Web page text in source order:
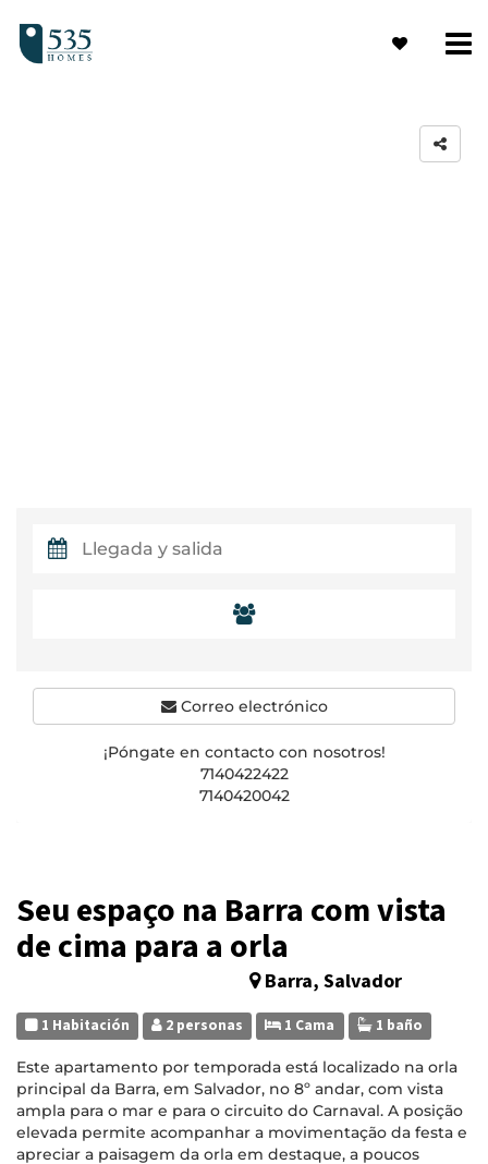
Seu espaço na Barra com vista
de cima para a orla
Barra, Salvador
1 Habitación 2 personas 1 Cama 1 baño
Este apartamento por temporada está localizado na orla
principal da Barra, em Salvador, no 8º andar, com vista
ampla para o mar e para o circuito do Carnaval. A posição
elevada permite acompanhar a movimentação da festa e
apreciar a paisagem da orla em destaque, a poucos
Correo electrónico
¡Póngate en contacto con nosotros!
7140422422
7140420042